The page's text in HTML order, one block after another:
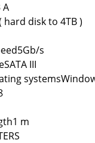
hard disk to 4TB )
s
III
m